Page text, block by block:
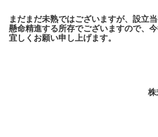
まだまだ未熟ではございますが、設立
懸命精進する所存でございますので、
宜しくお願い申し上げます。
株